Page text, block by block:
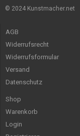
© 2024 Kunstmacher.net
AGB
Widerrufsrecht
Widerrufsformular
Versand
Datenschutz
Shop
Warenkorb
Login